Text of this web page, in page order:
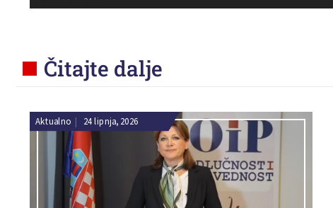
Čitajte dalje
Aktualno | 24 lipnja, 2026